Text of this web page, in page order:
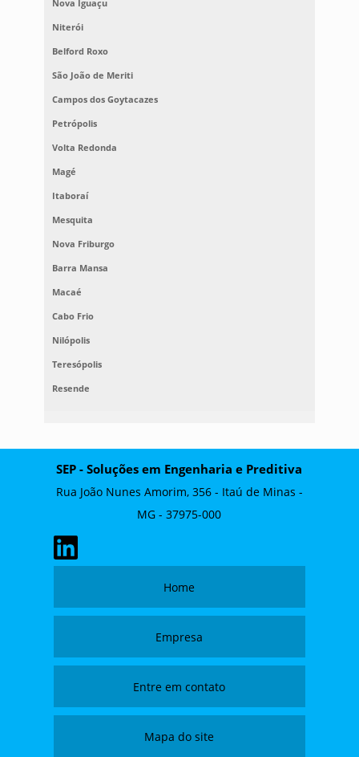
Nova Iguaçu
Niterói
Belford Roxo
São João de Meriti
Campos dos Goytacazes
Petrópolis
Volta Redonda
Magé
Itaboraí
Mesquita
Nova Friburgo
Barra Mansa
Macaé
Cabo Frio
Nilópolis
Teresópolis
Resende
SEP - Soluções em Engenharia e Preditiva
Rua João Nunes Amorim, 356 - Itaú de Minas -
MG - 37975-000
Home
Empresa
Entre em contato
Mapa do site